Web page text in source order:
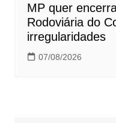
MP quer
Rodoviária do
irregularidades
07/08/2026